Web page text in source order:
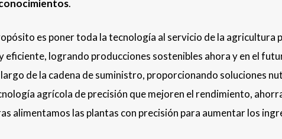
.
es poner toda la tecnología al servicio de la agricultura
eficiente, logrando producciones sostenibles ahora y en el
de la cadena de suministro, proporcionando soluciones
agrícola de precisión que mejoren el rendimiento,
alimentamos las plantas con precisión para aumentar los